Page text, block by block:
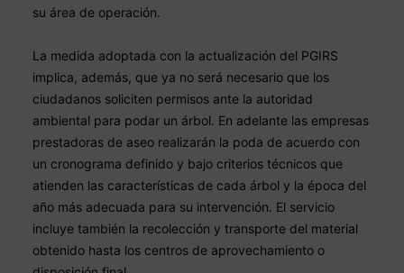
su área de operación.
La medida adoptada con la actualización del PGIRS
implica, además, que ya no será necesario que los
ciudadanos soliciten permisos ante la autoridad
ambiental para podar un árbol. En adelante las empresas
prestadoras de aseo realizarán la poda de acuerdo con
un cronograma definido y bajo criterios técnicos que
atienden las características de cada árbol y la época del
año más adecuada para su intervención. El servicio
incluye también la recolección y transporte del material
obtenido hasta los centros de aprovechamiento o